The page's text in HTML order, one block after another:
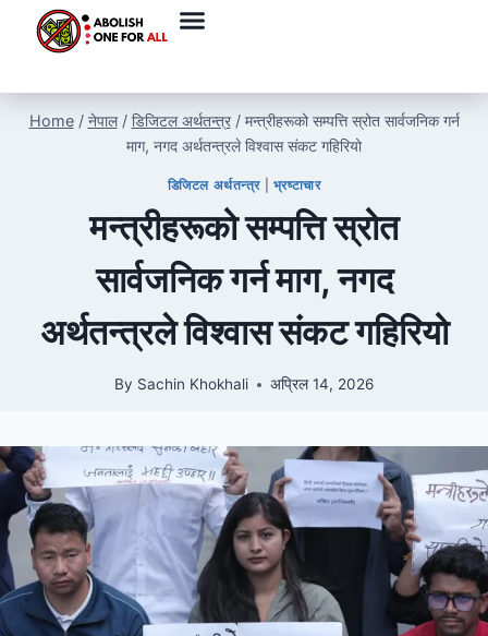
Home / नेपाल / डिजिटल अर्थतन्त्र / मन्त्रीहरूको सम्पत्ति स्रोत सार्वजनिक गर्न
माग, नगद अर्थतन्त्रले विश्वास संकट गहिरियो
डिजिटल अर्थतन्त्र भ्रष्टाचार
मन्त्रीहरूको सम्पत्ति स्रोत
सार्वजनिक गर्न माग, नगद
अर्थतन्त्रले विश्वास संकट गहिरियो
By Sachin Khokhali अप्रिल 14, 2026